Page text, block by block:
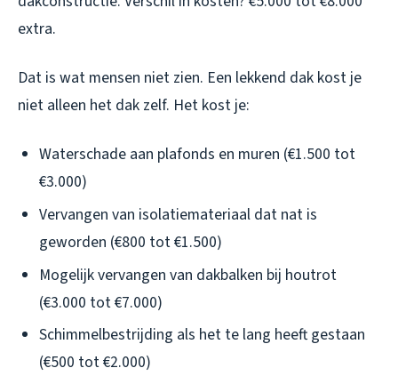
extra.
Dat is wat mensen niet zien. Een lekkend dak kost je
niet alleen het dak zelf. Het kost je:
Waterschade aan plafonds en muren (€1.500 tot
€3.000)
Vervangen van isolatiemateriaal dat nat is
geworden (€800 tot €1.500)
Mogelijk vervangen van dakbalken bij houtrot
(€3.000 tot €7.000)
Schimmelbestrijding als het te lang heeft gestaan
(€500 tot €2.000)